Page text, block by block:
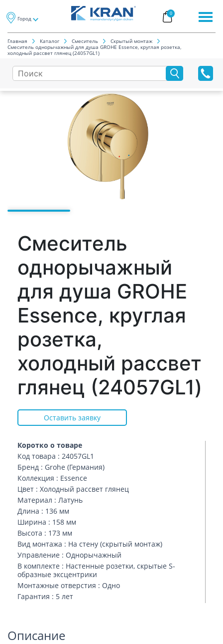
Город
0
Главная Каталог Смеситель
Скрытый монтаж
Смеситель однорычажный для душа GROHE Essence, круглая розетка,
холодный рассвет глянец (24057GL1)
Смеситель
однорычажный
для душа GROHE
Essence, круглая
розетка,
холодный рассвет
глянец (24057GL1)
Коротко о товаре
Код товара : 24057GL1
Бренд : Grohe (Германия)
Коллекция : Essence
Цвет : Холодный рассвет глянец
Материал : Латунь
Длина : 136 мм
Ширина : 158 мм
Высота : 173 мм
Вид монтажа : На стену (скрытый монтаж)
Управление : Однорычажный
В комплекте : Настенные розетки, скрытые S-
образные эксцентрики
Монтажные отверстия : Одно
Гарантия : 5 лет
Оставить заявку
Описание